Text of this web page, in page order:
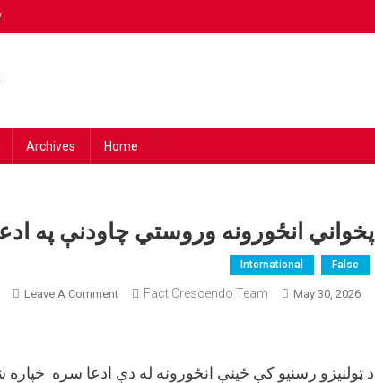
Home
Archives
پخواني انځورونه وروستي چاودنې په
False
International
May 30, 2026
Fact Crescendo Team
Leave A Comment
د ټولنیزو رسنیو کې ځینې انځورونه له دې ادعا سره